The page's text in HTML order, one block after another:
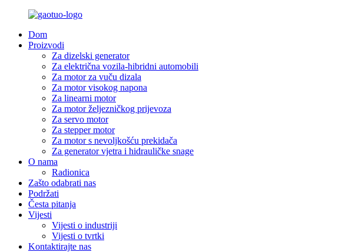
Dom
Proizvodi
Za dizelski generator
Za električna vozila-hibridni automobili
Za motor za vuču dizala
Za motor visokog napona
Za linearni motor
Za motor željezničkog prijevoza
Za servo motor
Za stepper motor
Za motor s nevoljkošću prekidača
Za generator vjetra i hidrauličke snage
O nama
Radionica
Zašto odabrati nas
Podržati
Česta pitanja
Vijesti
Vijesti o industriji
Vijesti o tvrtki
Kontaktirajte nas